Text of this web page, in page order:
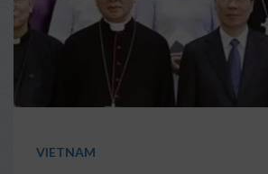
VIETNAM